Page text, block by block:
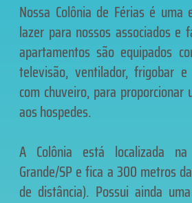
Nossa Colônia de Férias é uma
lazer para nossos associados e
apartamentos são equipados
televisão, ventilador, frigobar
com chuveiro, para
aos hospedes.
A Colônia está localizada
Grande/SP e fica a 300 metros
de distância). Possui ainda